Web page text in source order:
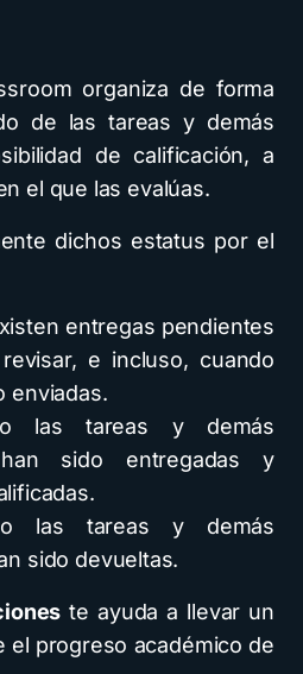
organiza de forma
de las tareas y demás
de calificación, a
el que las evalúas.
dichos estatus por el
entregas pendientes
e incluso, cuando
enviadas.
las tareas y demás
han sido entregadas y
las tareas y demás
sido devueltas.
te ayuda a llevar un
el progreso académico de